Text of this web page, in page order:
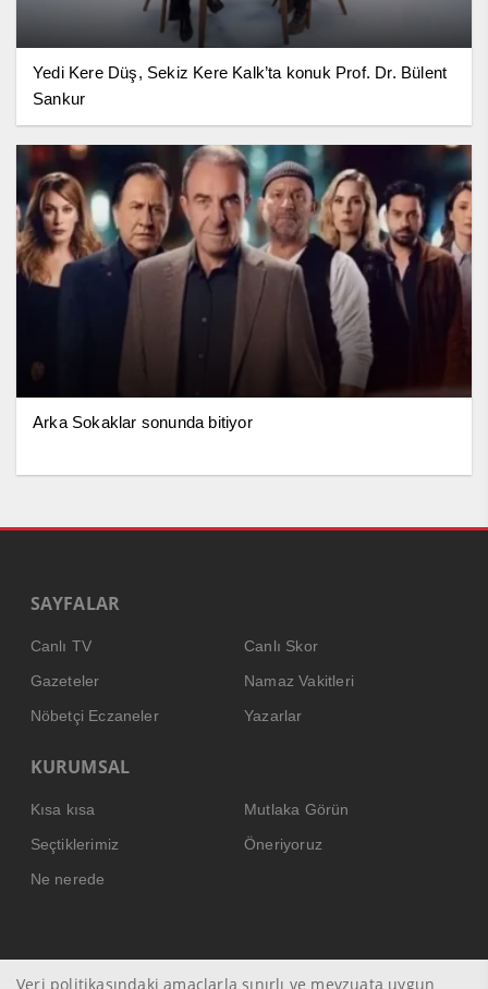
Yedi Kere Düş, Sekiz Kere Kalk’ta konuk Prof. Dr. Bülent
Sankur
Arka Sokaklar sonunda bitiyor
SAYFALAR
Canlı TV
Canlı Skor
Gazeteler
Namaz Vakitleri
Nöbetçi Eczaneler
Yazarlar
KURUMSAL
Kısa kısa
Mutlaka Görün
Seçtiklerimiz
Öneriyoruz
Ne nerede
Veri politikasındaki amaçlarla sınırlı ve mevzuata uygun